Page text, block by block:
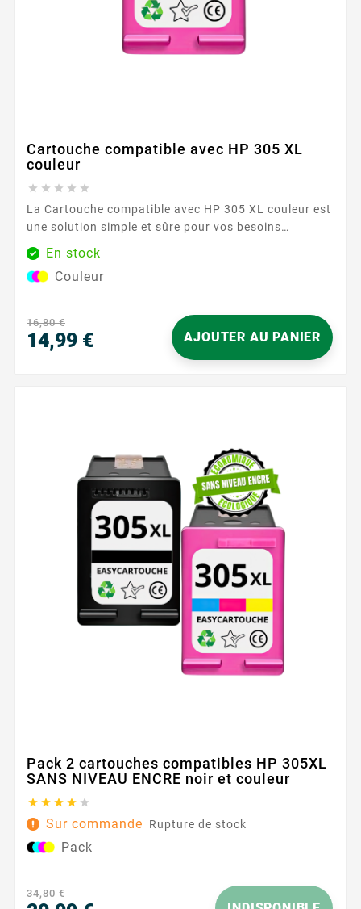
Cartouche compatible avec HP 305 XL
couleur
    
La Cartouche compatible avec HP 305 XL couleur est
une solution simple et sûre pour vos besoins
d’impression au quotidien. Conçue pour fonctionner
harmonieusement avec les imprimantes HP utilisant
la référence 305, elle assure une compatibilité fiable
comme pour le bureau. Profitez d’une...
En stock
Couleur
16,80 €
14,99 € AJOUTER AU PANIER
Pack 2 cartouches compatibles HP 305XL
SANS NIVEAU ENCRE noir et couleur
    
Sur commande Rupture de stock
Pack
34,80 €